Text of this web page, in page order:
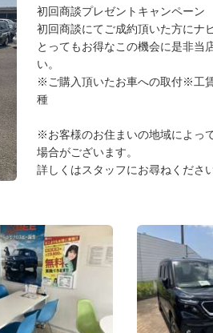
初回商談プレゼントキャンペーン
初回商談にてご成約頂いた方にナ
とってもお得なこの機会に是非当
い。
※ご購入頂いたお車への取付※工
種
※お客様のお住まいの地域によっ
場合がございます。
詳しくはスタッフにお尋ねくださ